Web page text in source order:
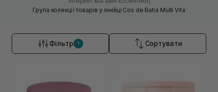
Група колекції товарів у лінійці Cos de Baha Multi Vita
Фільтр 1 Сортувати